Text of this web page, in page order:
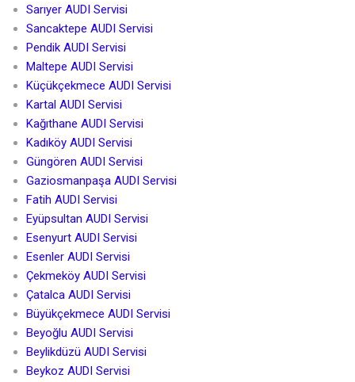
Sarıyer AUDI Servisi
Sancaktepe AUDI Servisi
Pendik AUDI Servisi
Maltepe AUDI Servisi
Küçükçekmece AUDI Servisi
Kartal AUDI Servisi
Kağıthane AUDI Servisi
Kadıköy AUDI Servisi
Güngören AUDI Servisi
Gaziosmanpaşa AUDI Servisi
Fatih AUDI Servisi
Eyüpsultan AUDI Servisi
Esenyurt AUDI Servisi
Esenler AUDI Servisi
Çekmeköy AUDI Servisi
Çatalca AUDI Servisi
Büyükçekmece AUDI Servisi
Beyoğlu AUDI Servisi
Beylikdüzü AUDI Servisi
Beykoz AUDI Servisi